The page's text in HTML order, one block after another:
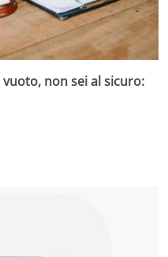
non sei al sicuro: